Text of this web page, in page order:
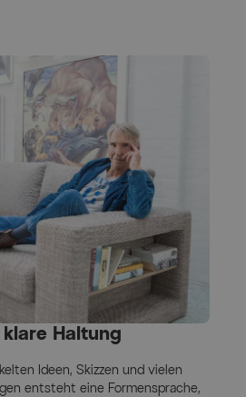
Haltung
Ideen, Skizzen und vielen
entsteht eine Formensprache,